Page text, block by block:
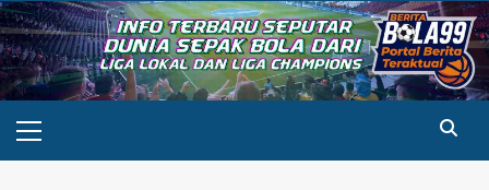
Skip
to
content
Menu